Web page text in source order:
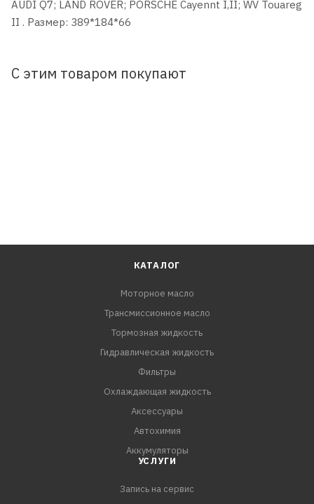
AUDI Q7; LAND ROVER; PORSCHE Cayennt I,II; WV Touareg
II . Размер: 389*184*66
С этим товаром покупают
КАТАЛОГ
Моторное масло
Трансмиссионное масло
Тормозная жидкость
Гидравлическая жидкость
Фильтры
Охлаждающая жидкость
Аксессуары
Автохимия
Аккумуляторы
УСЛУГИ
Запись на сервис